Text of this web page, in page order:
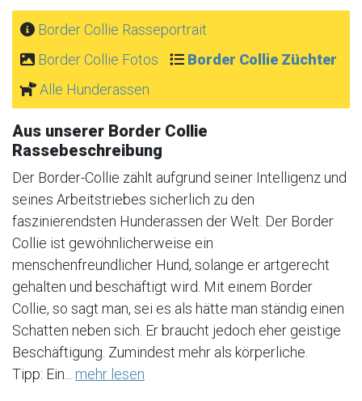
Border Collie Rasseportrait
Border Collie Fotos
Border Collie Züchter
Alle Hunderassen
Aus unserer Border Collie
Rassebeschreibung
Der Border-Collie zählt aufgrund seiner Intelligenz und
seines Arbeitstriebes sicherlich zu den
faszinierendsten Hunderassen der Welt. Der Border
Collie ist gewöhnlicherweise ein
menschenfreundlicher Hund, solange er artgerecht
gehalten und beschäftigt wird. Mit einem Border
Collie, so sagt man, sei es als hätte man ständig einen
Schatten neben sich. Er braucht jedoch eher geistige
Beschäftigung. Zumindest mehr als körperliche.
Tipp: Ein... mehr lesen